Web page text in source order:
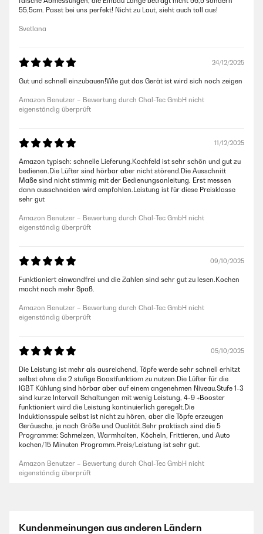
55,5cm. Passt bei uns perfekt! Nicht zu Laut, sieht auch toll aus!
Svetlana
24/12/2025
Gut und schnell einzubauen!Wie gut das Gerät ist wird sich noch zeigen
Amazon Benutzer – Bewertung durch Chal-Tec GmbH nicht
eigenständig überprüft
11/12/2025
Amazon typisch: schnelle Lieferung.Kochfeld ist sehr schön und gut zu
bedienen.Die Lüfter sind hörbar aber nicht störend.Die Ausschnitt
Maße sind nicht stimmig mit der Bedienungsanleitung. Erst messen
dann ausschneiden wird empfohlen.Leistung ist für diese Preisklasse
sehr gut
Amazon Benutzer – Bewertung durch Chal-Tec GmbH nicht
eigenständig überprüft
09/10/2025
Funktioniert einwandfrei und die Zahlen sind sehr gut zu lesen.Kochen
macht noch mehr Spaß.
Amazon Benutzer – Bewertung durch Chal-Tec GmbH nicht
eigenständig überprüft
05/10/2025
Die Leistung ist mehr als ausreichend, Töpfe werde sehr schnell erhitzt
selbst ohne die 2 stufige Boostfunktiom zu nutzen.Die Lüfter für die
IGBT Kühlung sind hörbar aber auf einem angenehmen Niveau.Stufe 1-3
sind kurze Intervall Schaltungen mit wenig Leistung, 4-9 +Booster
funktioniert wird die Leistung kontinuierlich geregelt.Die
Induktionsspule selbst ist nicht zu hören, aber die Töpfe erzeugen
Geräusche, je nach Größe und Qualität.Sehr praktisch sind die 5
Programme: Schmelzen, Warmhalten, Köcheln, Frittieren, und Auto
kochen/15 Minuten Programm.Preis/Leistung ist sehr gut.
Amazon Benutzer – Bewertung durch Chal-Tec GmbH nicht
eigenständig überprüft
Kundenmeinungen aus anderen Ländern